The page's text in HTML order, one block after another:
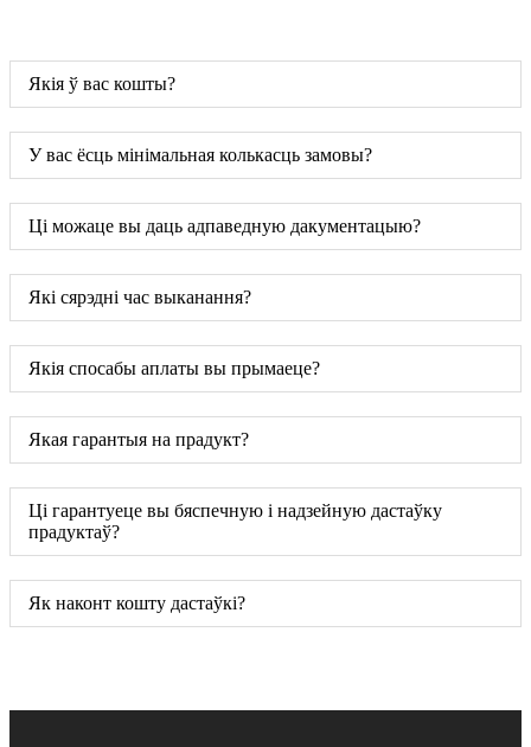
Якія ў вас кошты?
У вас ёсць мінімальная колькасць замовы?
Ці можаце вы даць адпаведную дакументацыю?
Які сярэдні час выканання?
Якія спосабы аплаты вы прымаеце?
Якая гарантыя на прадукт?
Ці гарантуеце вы бяспечную і надзейную дастаўку
прадуктаў?
Як наконт кошту дастаўкі?